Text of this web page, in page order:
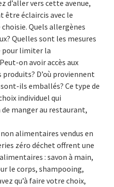
d’aller vers cette avenue,
être éclaircis avec le
Quels allergènes
Quelles sont les mesures
pour limiter la
on avoir accès aux
D’où proviennent
ils emballés? Ce type de
individuel qui
de manger au restaurant,
alimentaires vendus en
zéro déchet offrent une
: savon à main,
le corps, shampooing,
qu’à faire votre choix,